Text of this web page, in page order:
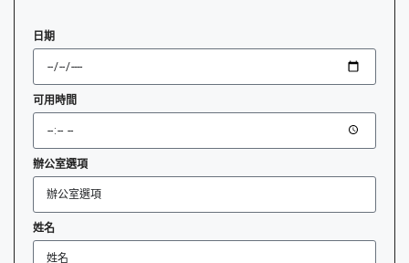
日期
可用時間
辦公室選項
姓名